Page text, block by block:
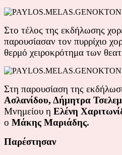
Στο τέλος της εκδήλωσης
παρουσίασαν τον πυρρίχιο
θερμό χειροκρότημα των
Στη παρουσίαση της
Ασλανίδου, Δήμητρα
Μνημείου η Ελένη
ο Μάκης Μαριάδης.
Παρέστησαν